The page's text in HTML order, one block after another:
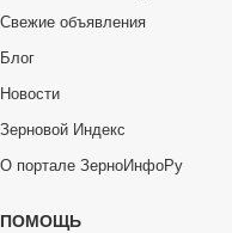
Свежие объявления
Блог
Новости
Зерновой Индекс
О портале ЗерноИнфоРу
ПОМОЩЬ